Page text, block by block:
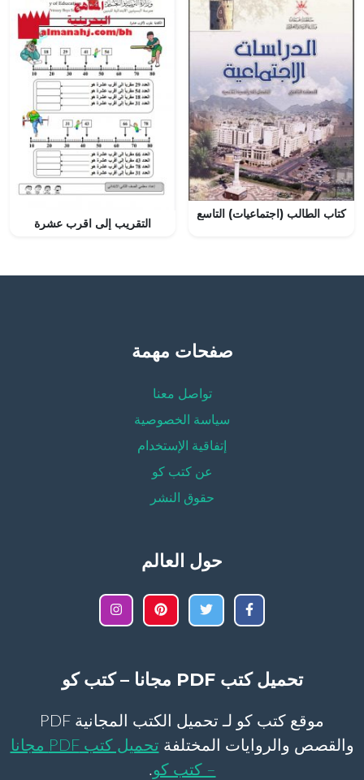
كتاب الطالب (اجتماعيات) التاسع
التقريب إلى اقرب عشرة
صفحات مهمة
تواصل معنا
سياسة الخصوصية
إتفاقية الإستخدام
عن كتب كو
حقوق النشر
حول العالم
تحميل كتب PDF مجانا – كتب كو
موقع كتب كو لـ تحميل الكتب المجانية PDF
والقصص والروايات المختلفة
تحميل كتب PDF مجانا
– كتب كو.